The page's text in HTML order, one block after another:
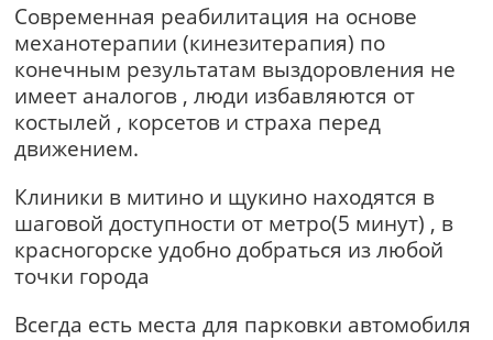
Современная реабилитация на основе
механотерапии (кинезитерапия) по
конечным результатам выздоровления не
имеет аналогов , люди избавляются от
костылей , корсетов и страха перед
движением.
Клиники в митино и щукино находятся в
шаговой доступности от метро(5 минут) , в
красногорске удобно добраться из любой
точки города
Всегда есть места для парковки автомобиля